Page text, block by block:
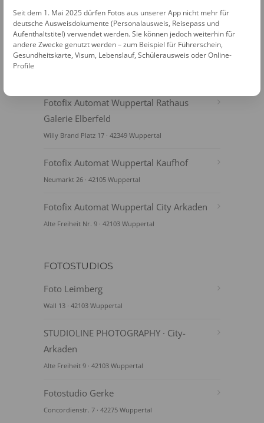
Fotofix Automat Wuppertal Rathaus
Galerie Elberfeld
Willy Brand Platz 17 · 42349 Wuppertal
Fotofix Automat Wuppertal Kaufhof
Neumarkt 26 · 42105 Wuppertal
Fotofix Automat Wuppertal City Arkaden
Alte Freiheit Nr. 9 · 42103 Wuppertal
FOTOSTUDIOS
Foto Leimberg
Wall 13 · 42103 Wuppertal
STUDIOLINE PHOTOGRAPHY · City-
Arkaden
Alte Freiheit 9 · 42103 Wuppertal
Fotostudio Gerke
Concordienstr. 7 · 42275 Wuppertal
Seit dem 1. Mai 2025 dürfen Fotos aus unserer App nicht mehr für
deutsche Ausweisdokumente (Personalausweis, Reisepass und
Aufenthaltstitel) verwendet werden. Sie können jedoch weiterhin für
andere Zwecke genutzt werden – zum Beispiel für Führerschein,
Gesundheitskarte, Visum, Lebenslauf, Schülerausweis oder Online-
Profile